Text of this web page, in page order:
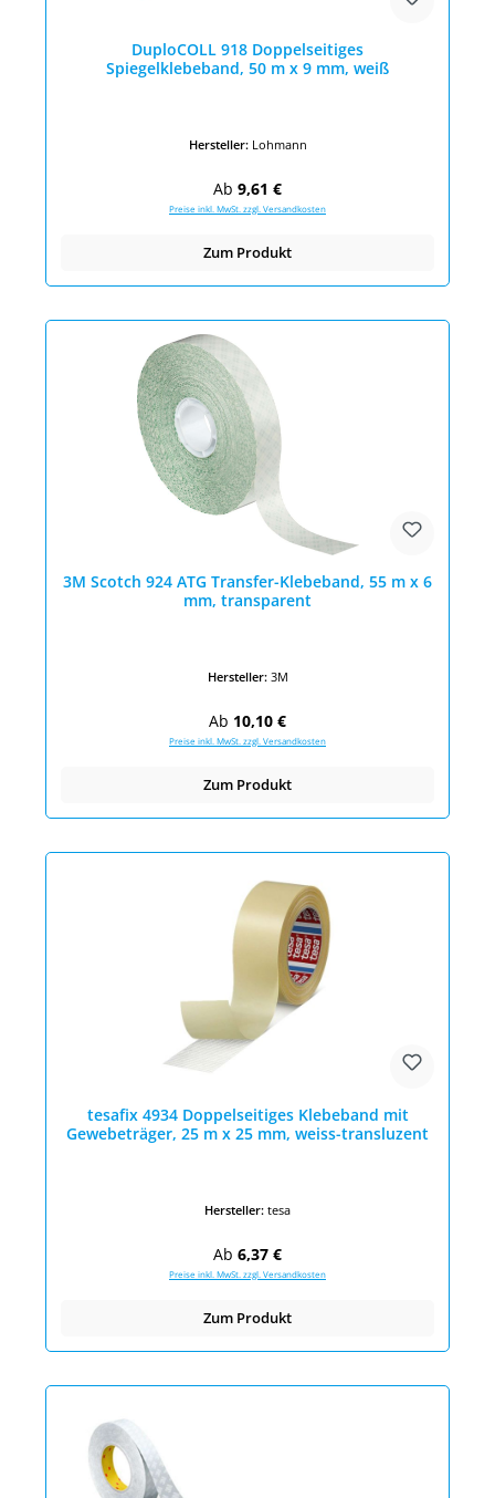
DuploCOLL 918 Doppelseitiges
Spiegelklebeband, 50 m x 9 mm, weiß
Hersteller: Lohmann
Regulärer Preis:
Ab 9,61 €
Preise inkl. MwSt. zzgl. Versandkosten
Zum Produkt
3M Scotch 924 ATG Transfer-Klebeband, 55 m x 6
mm, transparent
Hersteller: 3M
Regulärer Preis:
Ab 10,10 €
Preise inkl. MwSt. zzgl. Versandkosten
Zum Produkt
tesafix 4934 Doppelseitiges Klebeband mit
Gewebeträger, 25 m x 25 mm, weiss-transluzent
Hersteller: tesa
Regulärer Preis:
Ab 6,37 €
Preise inkl. MwSt. zzgl. Versandkosten
Zum Produkt